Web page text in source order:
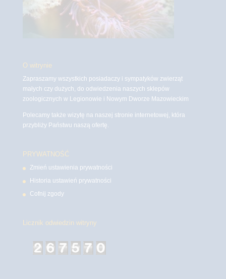
O witrynie
Zapraszamy wszystkich posiadaczy i sympatyków zwierząt
małych czy dużych, do odwiedzenia naszych sklepów
zoologicznych w Legionowie i Nowym Dworze Mazowieckim
Polecamy także wizytę na naszej stronie internetowej, która
przybliży Państwu naszą ofertę.
PRYWATNOŚĆ
Zmień ustawienia prywatności
Historia ustawień prywatności
Cofnij zgody
Licznik odwiedzin witryny